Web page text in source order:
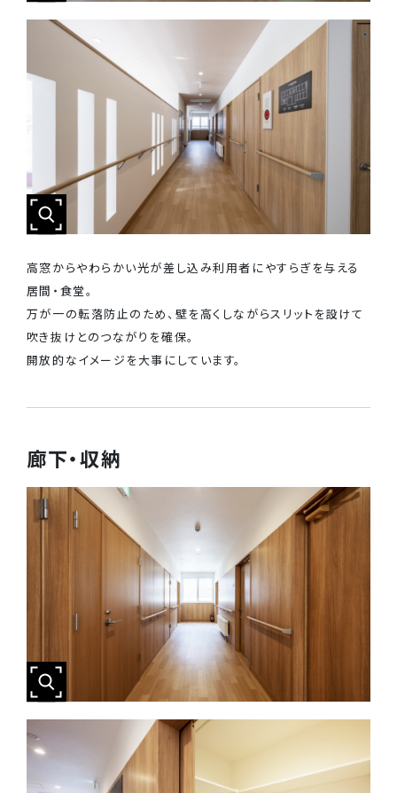
高窓からやわらかい光が差し込み利用者にやすらぎを与える
居間・食堂。
万が一の転落防止のため、壁を高くしながらスリットを設けて
吹き抜けとのつながりを確保。
開放的なイメージを大事にしています。
廊下・収納